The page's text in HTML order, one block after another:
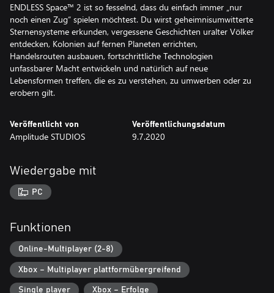
ENDLESS Space™ 2 ist so fesselnd, dass du einfach immer „nur
noch einen Zug“ spielen möchtest. Du wirst geheimnisumwitterte
Sternensysteme erkunden, vergessene Geschichten uralter Völker
entdecken, Kolonien auf fernen Planeten errichten,
Handelsrouten ausbauen, fortschrittliche Technologien
unfassbarer Macht entwickeln und natürlich auf neue
Lebensformen treffen, die es zu verstehen, zu umwerben oder zu
erobern gilt.
Veröffentlicht von
Amplitude STUDIOS
Veröffentlichungsdatum
9.7.2020
Wiedergabe mit
PC
Funktionen
Online-Multiplayer (2-8)
Xbox – Multiplayer plattformübergreifend
Single player Xbox – Erfolge